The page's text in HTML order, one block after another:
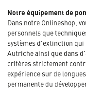
Notre équipement de
Dans notre Onlineshop,
personnels que
systèmes d'extinction
Autriche ainsi que dans
critères strictement
expérience sur de
permanente du